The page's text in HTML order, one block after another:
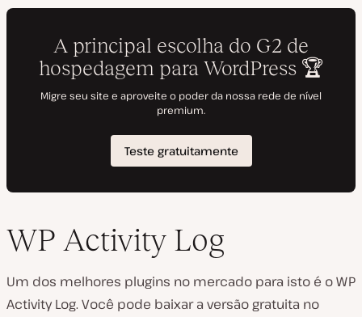
WP Activity Log
Um dos melhores plugins no mercado para isto é o WP
Activity Log. Você pode baixar a versão gratuita no